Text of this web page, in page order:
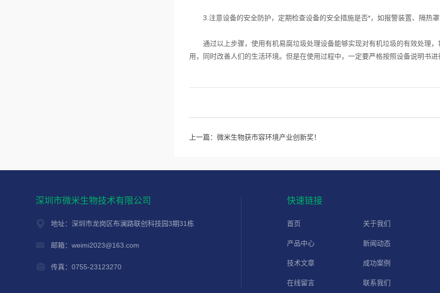
3.注意设备的安全防护，定期检查设备的安全措施是否*，如报警装置、隔热罩
通过以上步骤，使用有机易腐垃圾处理设备能够实现对有机垃圾的有效处理，
用，同时改善人们的生活环境。但是在使用过程中，一定要严格按照设备说明书进
上一篇： 微米生物获市容环境产业创新奖！
深圳市微米生物技术有限公司
地址：深圳市龙岗区布澜路联创科技园3期31栋
邮箱：weimi2023@163.com
传真：0755-23123270
快速链接
首页 关于我们
产品中心 新闻动态
技术文章 成功案例
在线留言 联系我们